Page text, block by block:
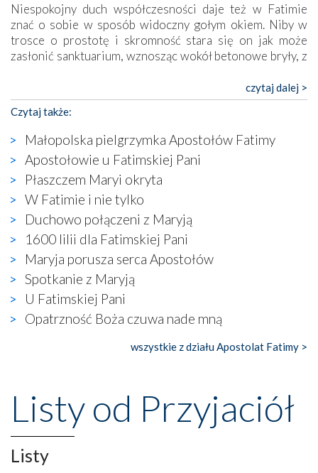
Niespokojny duch współczesności daje też w Fatimie
znać o sobie w sposób widoczny gołym okiem. Niby w
trosce o prostotę i skromność stara się on jak może
zasłonić sanktuarium, wznosząc wokół betonowe bryły, z
katolickiego kultu. Tylko co wspólnego z żywą,
autentyczną wiarą mogą mieć płaskie, szare bunkry albo
kaplice, w których Tabernakulum przypomina bardziej
skrzynkę na narzędzia? Albo co powiedzieć o ustawionym
tuż przy nowej bazylice wielkim krzyżu, na którym
zamiast Chrystusa umieszczono dziwaczną postać jakby
wyjętą ze starożytnych hieroglifów? W kulturowym
kontekście naszych czasów to raczej karykatura niż godny
wizerunek Zbawiciela…
Zatem nawet w bezpośrednim otoczeniu sanktuarium
naocznie przekonaliśmy się, że wewnątrz Kościoła toczy
się ogromna walka o kształt katolicyzmu i o serca
wierzących. Do czego to zmaganie może prowadzić,
widzieliśmy w urokliwym, niewielkim mieście Obidos,
gdzie w miejscu dawnego kościoła działa dzisiaj…
księgarnia.
Nasze pielgrzymkowe wyprawy, których celem były
wznoszono na chwałę Bożą, na przykład – w podzięce za
Opatrznościową pomoc w wygranej bitwie o
niepodległość kraju. Zachwyt budziła potężna, a zarazem
misterna architektura tych monumentalnych dzieł,
wspaniałe zdobienia, dbałość ich twórców o detale,
czytaj dalej >
Czytaj także:
Małopolska pielgrzymka Apostołów Fatimy
Apostołowie u Fatimskiej Pani
Płaszczem Maryi okryta
W Fatimie i nie tylko
Duchowo połączeni z Maryją
1600 lilii dla Fatimskiej Pani
Maryja porusza serca Apostołów
Spotkanie z Maryją
U Fatimskiej Pani
Opatrzność Boża czuwa nade mną
wszystkie z działu Apostolat Fatimy >
Listy od Przyjaciół
Listy